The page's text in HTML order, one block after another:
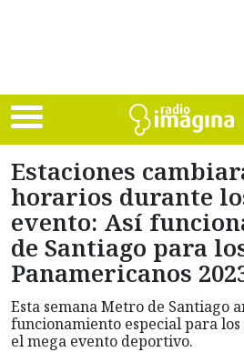
Estaciones
horarios durante
evento: Así
de Santiago para
Panamericanos
Esta semana Metro de Santiago
funcionamiento especial para
el mega evento deportivo.